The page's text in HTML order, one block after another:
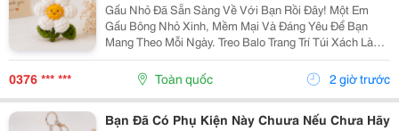
Gấu Nhỏ Đã Sẵn Sàng Về Với Bạn Rồi Đây! Một Em
Gấu Bông Nhỏ Xinh, Mềm Mại Và Đáng Yêu Để Bạn
Mang Theo Mỗi Ngày. Treo Balo Trang Trí Túi Xách Làm
Móc Khóa Tặng Người Bạn Yêu Quý
Gocnhohandmade.com Không Cần Quá Nhiều Phụ
Kiện, Chỉ Một Em Gấu...
0376 *** *** Toàn quốc 2 giờ trước
Bạn Đã Có Phụ Kiện Này Chuưa Nếu Chưa Hãy